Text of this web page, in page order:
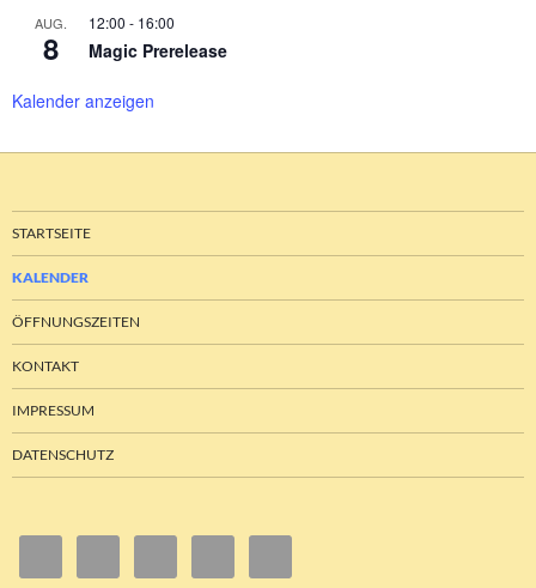
AUG.
8
12:00 - 16:00
Magic Prerelease
Kalender anzeigen
STARTSEITE
KALENDER
ÖFFNUNGSZEITEN
KONTAKT
IMPRESSUM
DATENSCHUTZ